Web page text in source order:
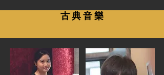
古 典 音 樂